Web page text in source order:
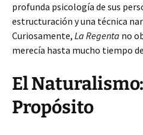
profunda psicología de sus
estructuración y una técnica
Curiosamente, La Regenta no
merecía hasta mucho tiempo
El
Propósito